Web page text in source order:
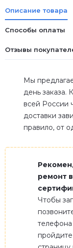
Описание товара
Способы оплаты
Отзывы
Мы
день заказа.
всей России
доставки
правило, от
ремонт
Чтобы
телефона